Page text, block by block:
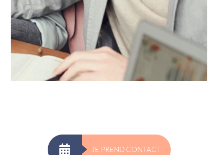
JE PREND CONTACT